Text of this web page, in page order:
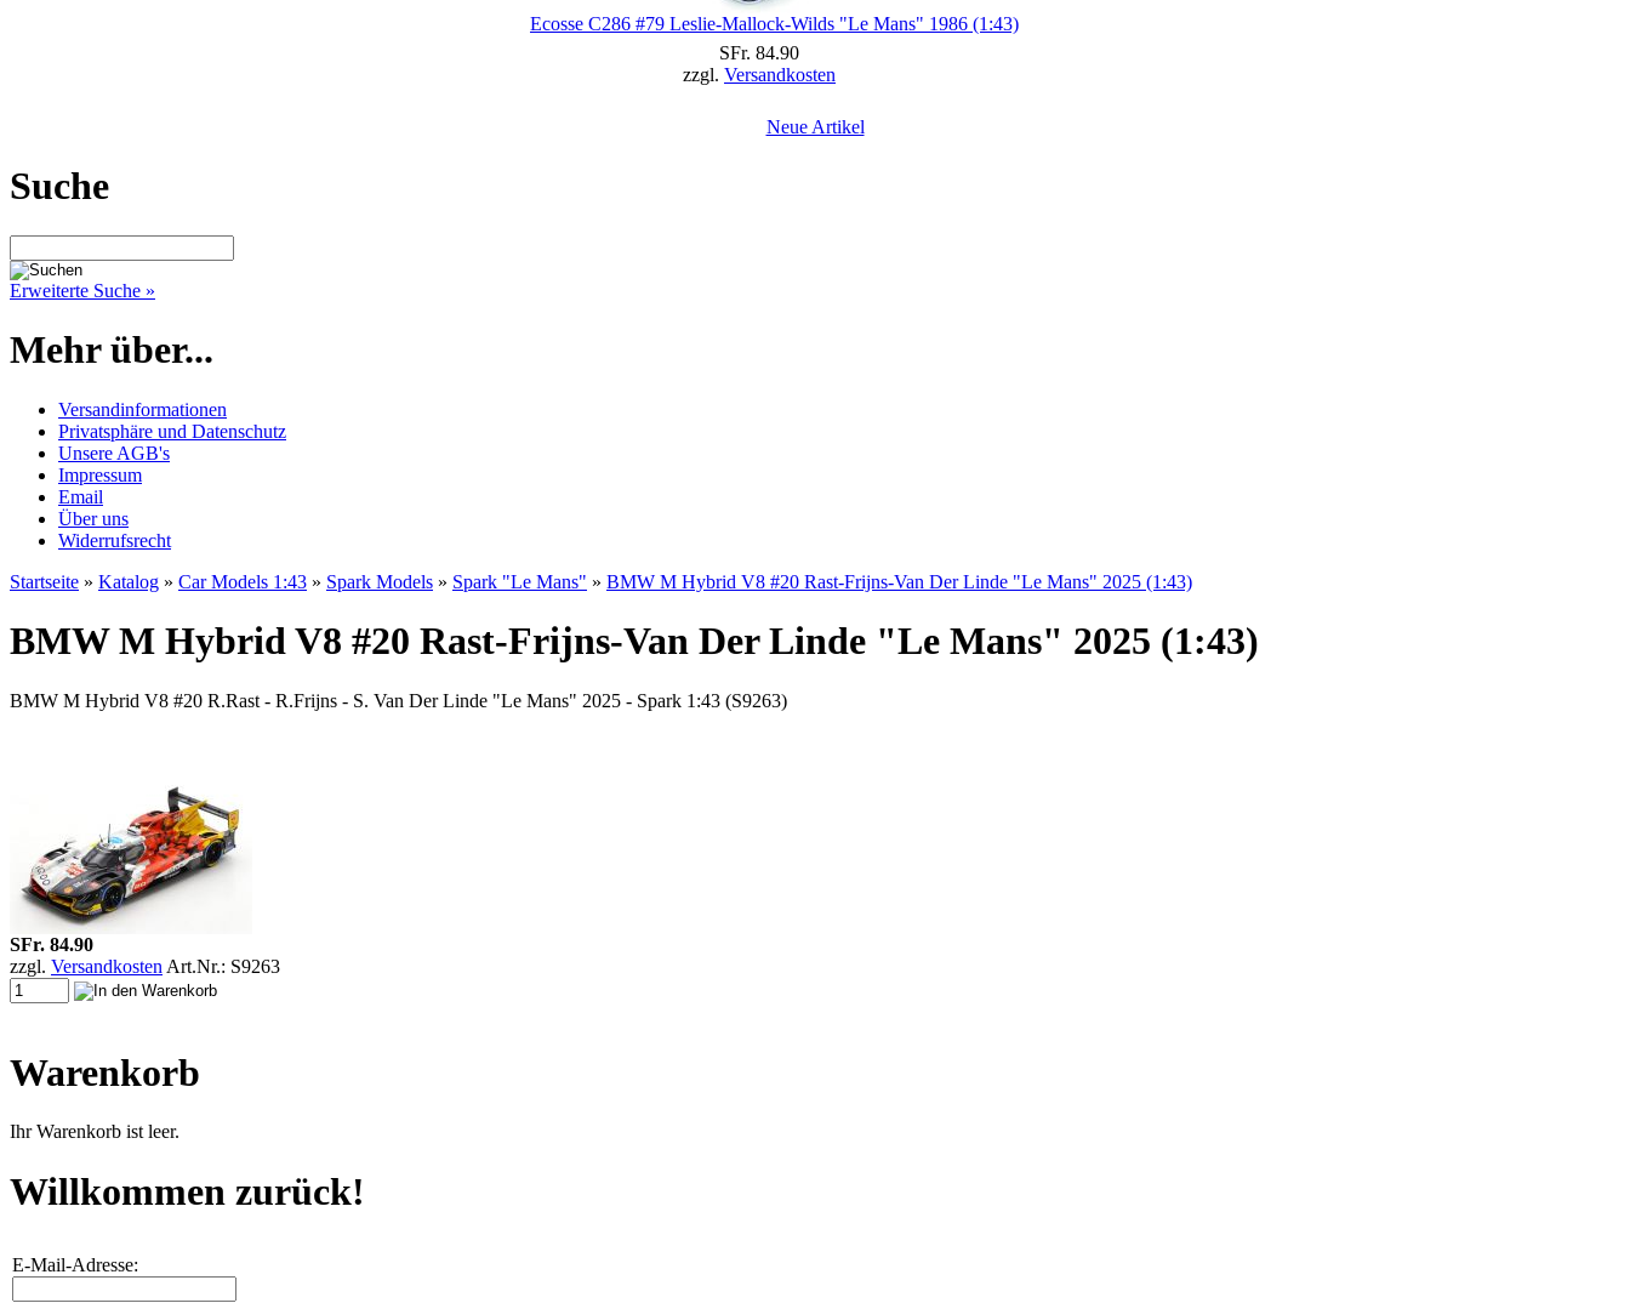
Ecosse C286 #79 Leslie-Mallock-Wilds "Le Mans" 1986 (1:43)
SFr. 84.90
zzgl. Versandkosten
Neue Artikel
Suche
Erweiterte Suche »
Mehr über...
Versandinformationen
Privatsphäre und Datenschutz
Unsere AGB's
Impressum
Email
Über uns
Widerrufsrecht
Startseite » Katalog » Car Models 1:43 » Spark Models » Spark "Le Mans" » BMW M Hybrid V8 #20 Rast-Frijns-Van Der Linde "Le Mans" 2025 (1:43)
BMW M Hybrid V8 #20 Rast-Frijns-Van Der Linde "Le Mans" 2025 (1:43)
BMW M Hybrid V8 #20 R.Rast - R.Frijns - S. Van Der Linde "Le Mans" 2025 - Spark 1:43 (S9263)
SFr. 84.90
zzgl. Versandkosten Art.Nr.: S9263
Warenkorb
Ihr Warenkorb ist leer.
Willkommen zurück!
E-Mail-Adresse: